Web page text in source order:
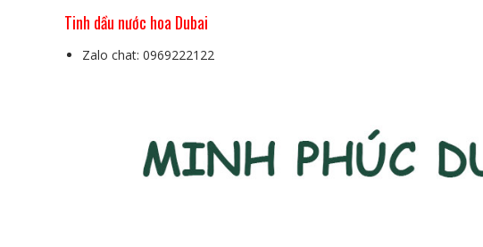
Tinh dầu nước hoa Dubai
Zalo chat: 0969222122